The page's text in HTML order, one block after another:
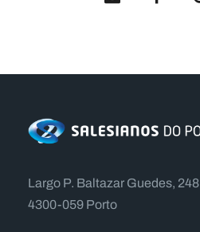
Largo P. Baltazar Guedes, 248
4300-059 Porto